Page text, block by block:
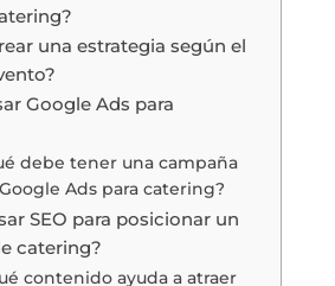
una estrategia según el
Google Ads para
debe tener una campaña
Ads para catering?
SEO para posicionar un
catering?
contenido ayuda a atraer